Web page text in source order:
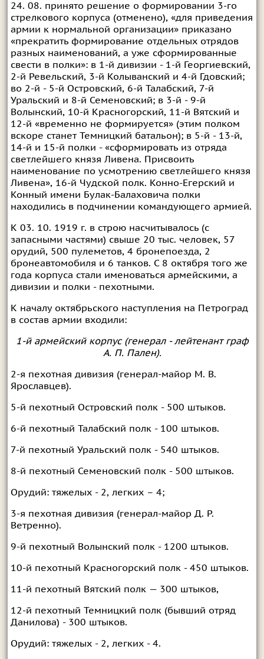
24. 08. принято решение о формировании 3-го
стрелкового корпуса (отменено), «для приведения
армии к нормальной организации» приказано
«прекратить формирование отдельных отрядов
разных наименований, а уже сформированные
свести в полки»: в 1-й дивизии - 1-й Георгиевский,
2-й Ревельский, 3-й Колыванский и 4-й Гдовский;
во 2-й - 5-й Островский, 6-й Талабский, 7-й
Уральский и 8-й Семеновский; в 3-й - 9-й
Волынский, 10-й Красногорский, 11-й Вятский и
12-й «временно не формируется» (этим полком
вскоре станет Темницкий батальон); в 5-й - 13-й,
14-й и 15-й полки - «сформировать из отряда
светлейшего князя Ливена. Присвоить
наименование по усмотрению светлейшего князя
Ливена», 16-й Чудской полк. Конно-Егерский и
Конный имени Булак-Балаховича полки
находились в подчинении командующего армией.
К 03. 10. 1919 г. в строю насчитывалось (с
запасными частями) свыше 20 тыс. человек, 57
орудий, 500 пулеметов, 4 бронепоезда, 2
бронеавтомобиля и 6 танков. С 8 октября того же
года корпуса стали именоваться армейскими, а
дивизии и полки - пехотными.
К началу октябрьского наступления на Петроград
в состав армии входили:
1-й армейский корпус (генерал - лейтенант граф
А. П. Пален).
2-я пехотная дивизия (генерал-майор М. В.
Ярославцев).
5-й пехотный Островский полк - 500 штыков.
6-й пехотный Талабский полк - 100 штыков.
7-й пехотный Уральский полк - 540 штыков.
8-й пехотный Семеновский полк - 500 штыков.
Орудий: тяжелых - 2, легких – 4;
3-я пехотная дивизия (генерал-майор Д. Р.
Ветренно).
9-й пехотный Волынский полк - 1200 штыков.
10-й пехотный Красногорский полк - 450 штыков.
11-й пехотный Вятский полк — 300 штыков,
12-й пехотный Темницкий полк (бывший отряд
Данилова) - 300 штыков.
Орудий: тяжелых - 2, легких - 4.